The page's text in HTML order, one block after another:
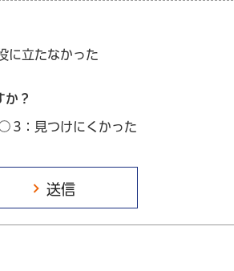
に立たなかった
か？
3：見つけにくかった